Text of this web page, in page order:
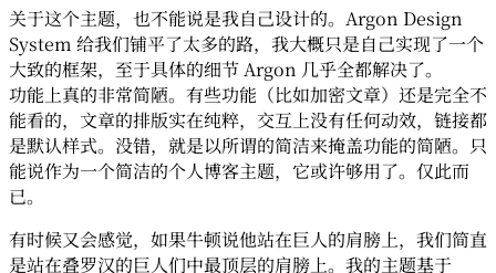
关于这个主题，也不能说是我自己设计的。Argon Design
System 给我们铺平了太多的路，我大概只是自己实现了一个
大致的框架，至于具体的细节 Argon 几乎全都解决了。
功能上真的非常简陋。有些功能（比如加密文章）还是完全不
能看的，文章的排版实在纯粹，交互上没有任何动效，链接都
是默认样式。没错，就是以所谓的简洁来掩盖功能的简陋。只
能说作为一个简洁的个人博客主题，它或许够用了。仅此而
已。
有时候又会感觉，如果牛顿说他站在巨人的肩膀上，我们简直
是站在叠罗汉的巨人们中最顶层的肩膀上。我的主题基于